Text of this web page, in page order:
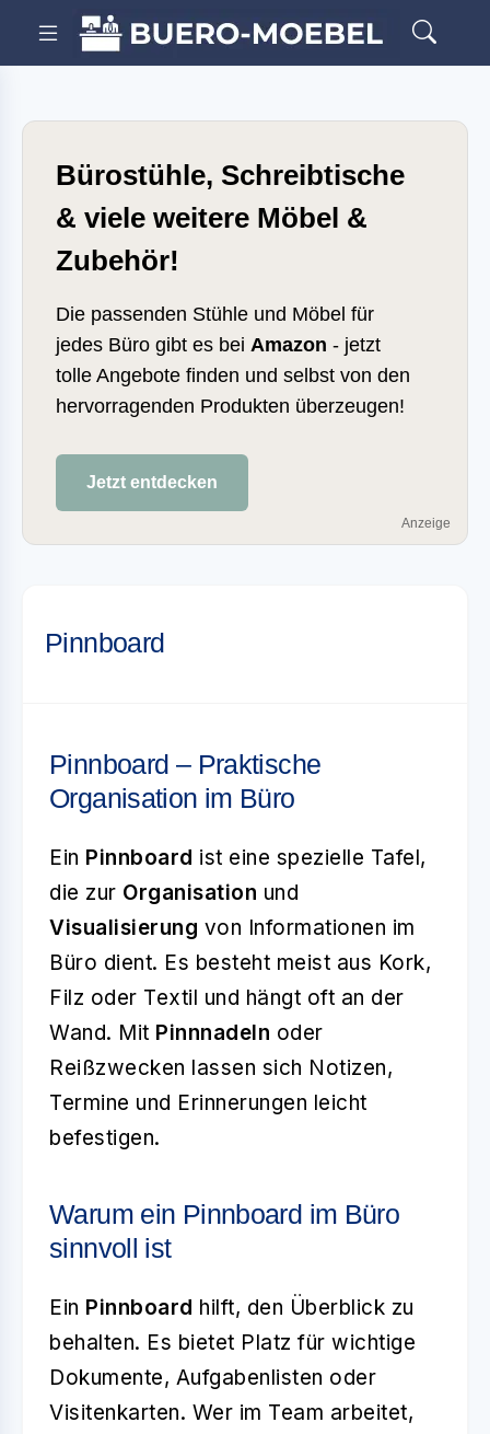
Bürostühle, Schreibtische
& viele weitere Möbel &
Zubehör!
Die passenden Stühle und Möbel für
jedes Büro gibt es bei Amazon - jetzt
tolle Angebote finden und selbst von den
hervorragenden Produkten überzeugen!
Jetzt entdecken
Anzeige
Pinnboard
Pinnboard – Praktische
Organisation im Büro
Ein Pinnboard ist eine spezielle Tafel,
die zur Organisation und
Visualisierung von Informationen im
Büro dient. Es besteht meist aus Kork,
Filz oder Textil und hängt oft an der
Wand. Mit Pinnnadeln oder
Reißzwecken lassen sich Notizen,
Termine und Erinnerungen leicht
befestigen.
Warum ein Pinnboard im Büro
sinnvoll ist
Ein Pinnboard hilft, den Überblick zu
behalten. Es bietet Platz für wichtige
Dokumente, Aufgabenlisten oder
Visitenkarten. Wer im Team arbeitet,